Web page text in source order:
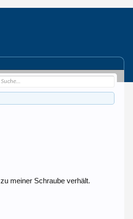
meiner Schraube verhält.